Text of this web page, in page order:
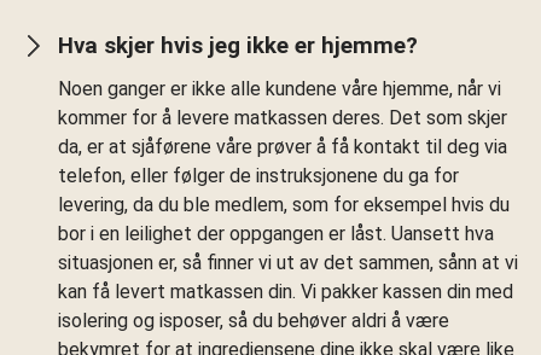
Hva skjer hvis jeg ikke er hjemme?
Noen ganger er ikke alle kundene våre hjemme, når vi
kommer for å levere matkassen deres. Det som skjer
da, er at sjåførene våre prøver å få kontakt til deg via
telefon, eller følger de instruksjonene du ga for
levering, da du ble medlem, som for eksempel hvis du
bor i en leilighet der oppgangen er låst. Uansett hva
situasjonen er, så finner vi ut av det sammen, sånn at vi
kan få levert matkassen din. Vi pakker kassen din med
isolering og isposer, så du behøver aldri å være
bekymret for at ingrediensene dine ikke skal være like